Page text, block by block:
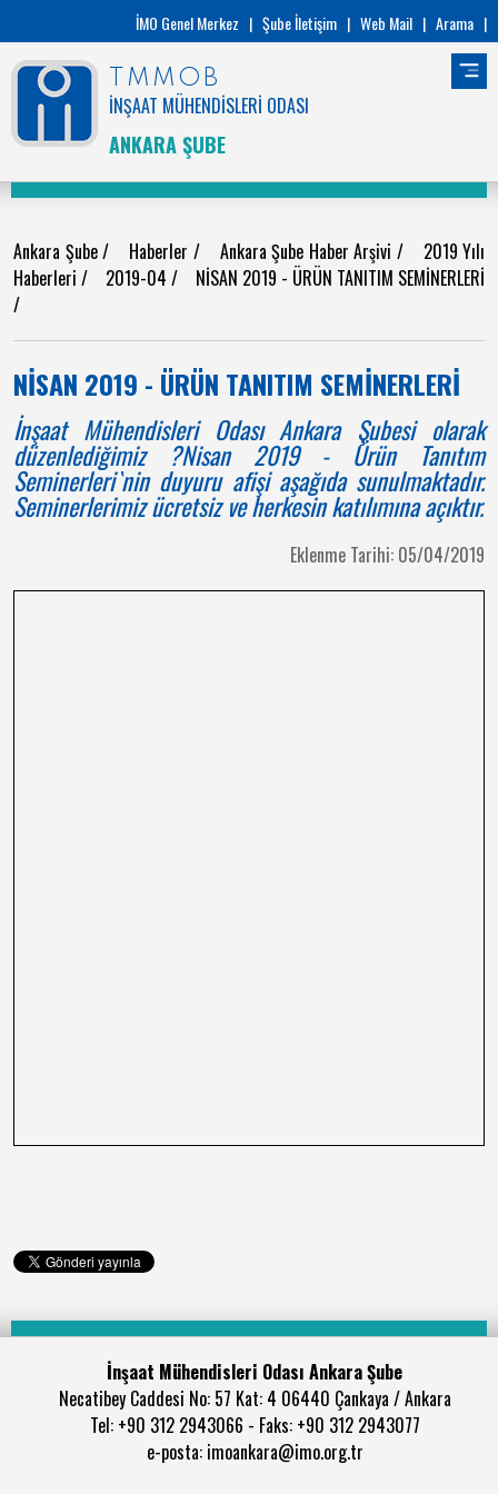
İMO Genel Merkez | Şube İletişim | Web Mail | Arama |
TMMOB
İNŞAAT MÜHENDİSLERİ ODASI
ANKARA ŞUBE
Ankara Şube/ Haberler / Ankara Şube Haber Arşivi / 2019 Yılı
Haberleri / 2019-04 / NİSAN 2019 - ÜRÜN TANITIM SEMİNERLERİ
/
NİSAN 2019 - ÜRÜN TANITIM SEMİNERLERİ
İnşaat Mühendisleri Odası Ankara Şubesi olarak
düzenlediğimiz ?Nisan 2019 - Ürün Tanıtım
Seminerleri`nin duyuru afişi aşağıda sunulmaktadır.
Seminerlerimiz ücretsiz ve herkesin katılımına açıktır.
Eklenme Tarihi: 05/04/2019
İnşaat Mühendisleri Odası Ankara Şube
Necatibey Caddesi No: 57 Kat: 4 06440 Çankaya / Ankara
Tel: +90 312 2943066 - Faks: +90 312 2943077
e-posta: imoankara@imo.org.tr